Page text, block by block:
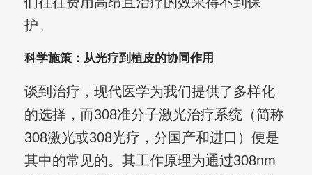
护。
科学施策：从光疗到植皮的协同作用
谈到治疗，现代医学为我们提供了多样化
的选择，而308准分子激光治疗系统（简称
308激光或308光疗，分国产和进口）便是
其中的常见的。其工作原理为通过308nm